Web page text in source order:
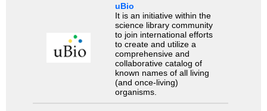
uBio
It is an initiative within the
science library community
to join international efforts
to create and utilize a
comprehensive and
collaborative catalog of
known names of all living
(and once-living)
organisms.